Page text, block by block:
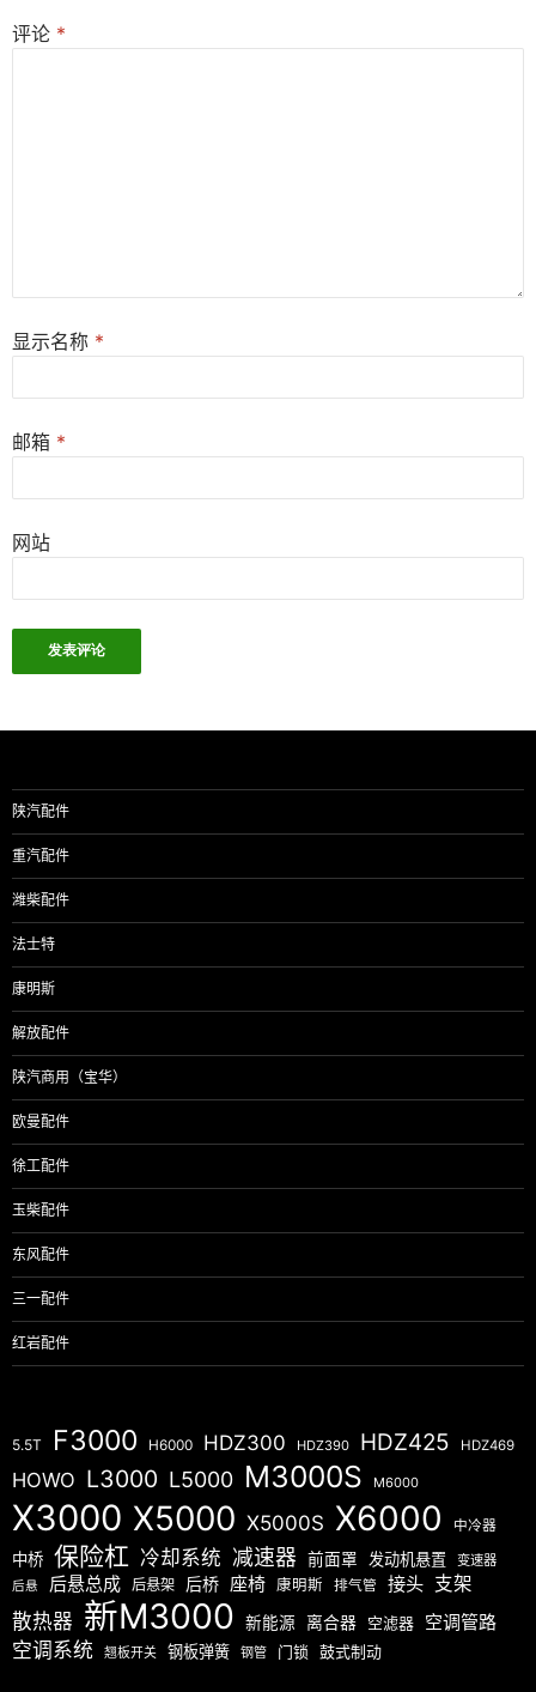
评论 *
显示名称 *
邮箱 *
网站
陕汽配件
重汽配件
潍柴配件
法士特
康明斯
解放配件
陕汽商用（宝华）
欧曼配件
徐工配件
玉柴配件
东风配件
三一配件
红岩配件
5.5T F3000 H6000 HDZ300 HDZ390 HDZ425 HDZ469
HOWO L3000 L5000 M3000S M6000
X3000 X5000 X5000S X6000 中冷器
中桥 保险杠 冷却系统 减速器 前面罩 发动机悬置 变速器
后悬 后悬总成 后悬架 后桥 座椅 康明斯 排气管 接头 支架
散热器 新M3000 新能源 离合器 空滤器 空调管路
空调系统 翘板开关 钢板弹簧 钢管 门锁 鼓式制动